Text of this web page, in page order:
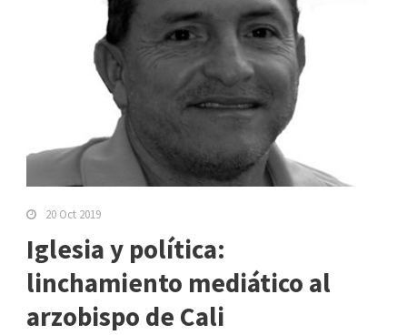
20 Oct 2019
Iglesia y política:
linchamiento mediático al
arzobispo de Cali